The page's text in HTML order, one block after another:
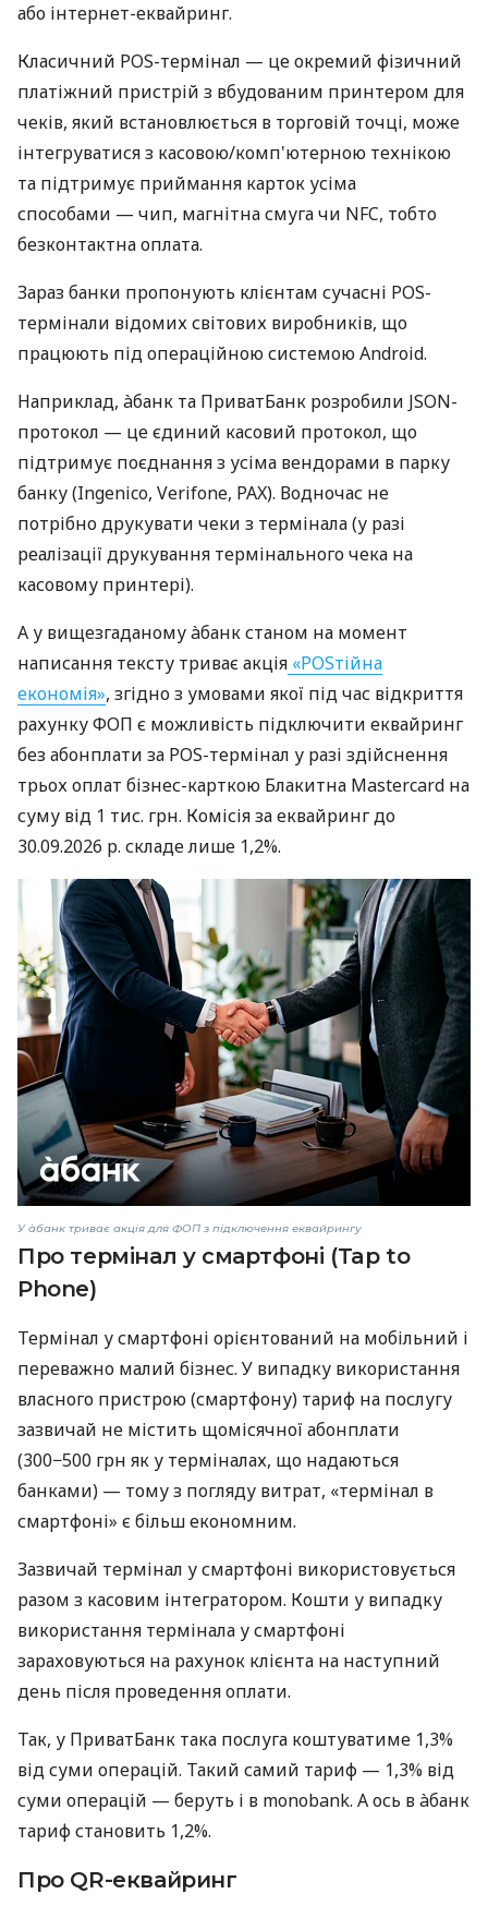
або інтернет-еквайринг.
Класичний POS-термінал — це окремий фізичний
платіжний пристрій з вбудованим принтером для
чеків, який встановлюється в торговій точці, може
інтегруватися з касовою/комп'ютерною технікою
та підтримує приймання карток усіма
способами — чип, магнітна смуга чи NFC, тобто
безконтактна оплата.
Зараз банки пропонують клієнтам сучасні POS-
термінали відомих світових виробників, що
працюють під операційною системою Android.
Наприклад, àбанк та ПриватБанк розробили JSON-
протокол — це єдиний касовий протокол, що
підтримує поєднання з усіма вендорами в парку
банку (Ingenico, Verifone, PAX). Водночас не
потрібно друкувати чеки з термінала (у разі
реалізації друкування термінального чека на
касовому принтері).
А у вищезгаданому àбанк станом на момент
написання тексту триває акція «POSтійна
економія», згідно з умовами якої під час відкриття
рахунку ФОП є можливість підключити еквайринг
без абонплати за POS-термінал у разі здійснення
трьох оплат бізнес-карткою Блакитна Mastercard на
суму від 1 тис. грн. Комісія за еквайринг до
30.09.2026 р. складе лише 1,2%.
У àбанк триває акція для ФОП з підключення еквайрингу
Про термінал у смартфоні (Tap to
Phone)
Термінал у смартфоні орієнтований на мобільний і
переважно малий бізнес. У випадку використання
власного пристрою (смартфону) тариф на послугу
зазвичай не містить щомісячної абонплати
(300−500 грн як у терміналах, що надаються
банками) — тому з погляду витрат, «термінал в
смартфоні» є більш економним.
Зазвичай термінал у смартфоні використовується
разом з касовим інтегратором. Кошти у випадку
використання термінала у смартфоні
зараховуються на рахунок клієнта на наступний
день після проведення оплати.
Так, у ПриватБанк така послуга коштуватиме 1,3%
від суми операцій. Такий самий тариф — 1,3% від
суми операцій — беруть і в monobank. А ось в àбанк
тариф становить 1,2%.
Про QR-еквайринг